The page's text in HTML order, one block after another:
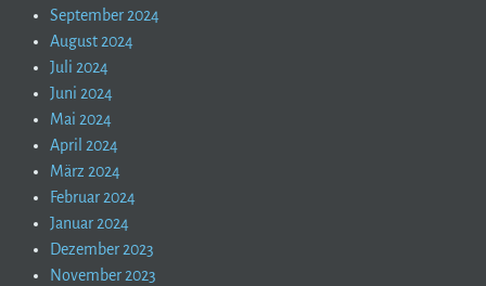
September 2024
August 2024
Juli 2024
Juni 2024
Mai 2024
April 2024
März 2024
Februar 2024
Januar 2024
Dezember 2023
November 2023